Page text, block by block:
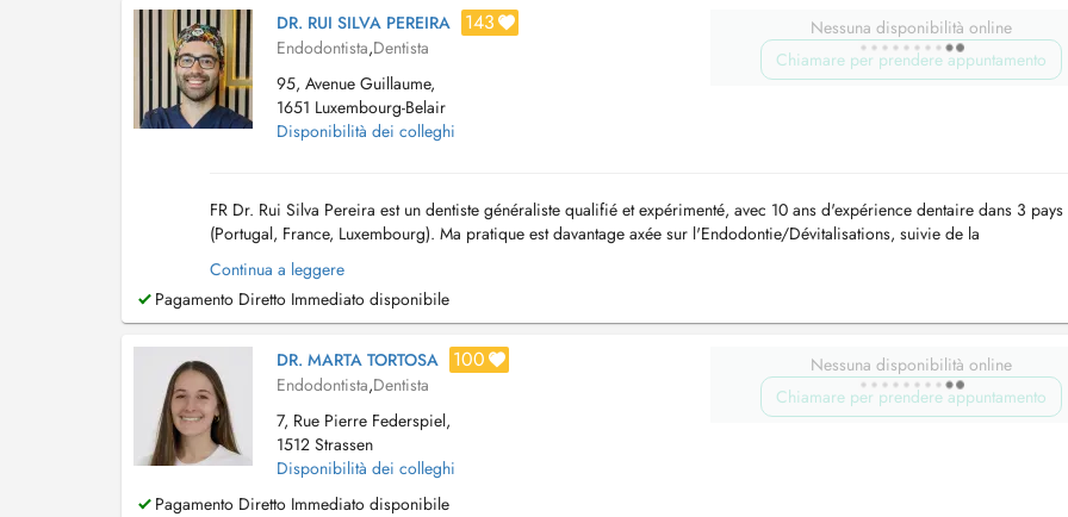
DR. RUI SILVA PEREIRA 143
Endodontista,Dentista
95, Avenue Guillaume,
1651 Luxembourg-Belair
Disponibilità dei colleghi
Nessuna disponibilità online
Chiamare per prendere appuntamento
FR Dr. Rui Silva Pereira est un dentiste généraliste qualifié et expérimenté, avec 10 ans d'expérience dentaire dans 3 pays
(Portugal, France, Luxembourg). Ma pratique est davantage axée sur l'Endodontie/Dévitalisations, suivie de la
Chirurgie/Implantologie. EN Dr. Rui Silva Pereira is a qualif...
Continua a leggere
Pagamento Diretto Immediato disponibile
DR. MARTA TORTOSA 100
Endodontista,Dentista
7, Rue Pierre Federspiel,
1512 Strassen
Disponibilità dei colleghi
Nessuna disponibilità online
Chiamare per prendere appuntamento
Pagamento Diretto Immediato disponibile